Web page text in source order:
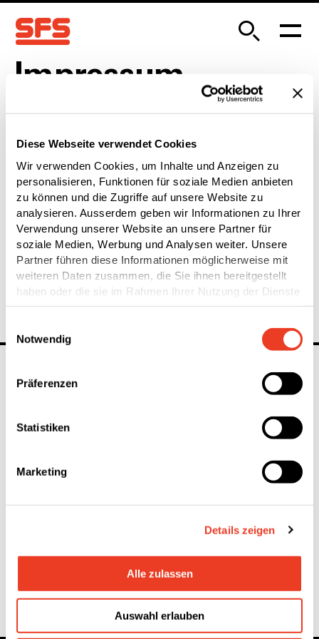
Diese Webseite verwendet Cookies
Wir verwenden Cookies, um Inhalte und Anzeigen zu
personalisieren, Funktionen für soziale Medien anbieten
zu können und die Zugriffe auf unsere Website zu
analysieren. Ausserdem geben wir Informationen zu Ihrer
Verwendung unserer Website an unsere Partner für
soziale Medien, Werbung und Analysen weiter. Unsere
Partner führen diese Informationen möglicherweise mit
weiteren Daten zusammen, die Sie ihnen bereitgestellt
haben oder die sie im Rahmen Ihrer Nutzung der Dienste
gesammelt haben.
Notwendig
Präferenzen
Statistiken
Marketing
Details zeigen
Alle zulassen
Auswahl erlauben
Impressum
Rosenbergsaustrasse 8
info@sfs.com
UID Nr. Schweiz: CHE-103.670.002
linkedinyoutube
Kontakt Berufserfahrene
Kontakt Lernende